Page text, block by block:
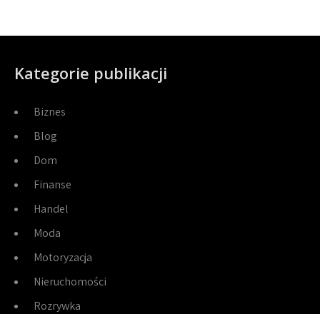
Kategorie publikacji
Biznes
Blog
Dom
Finanse
Handel
Moda
Motoryzacja
Nieruchomości
Rozrywka